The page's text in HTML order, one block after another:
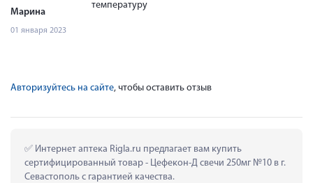
Марина
01 января 2023
температуру
Авторизуйтесь на сайте, чтобы оставить отзыв
Интернет аптека Rigla.ru предлагает вам купить
сертифицированный товар - Цефекон-Д свечи 250мг №10 в г.
Севастополь с гарантией качества.